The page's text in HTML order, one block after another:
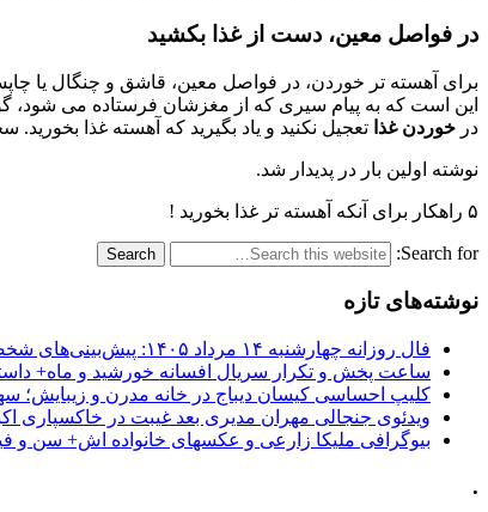
در فواصل معین، دست از غذا بکشید
برای آهسته تر خوردن، در فواصل معین، قاشق و چنگال یا
این است که به پیام سیری که از مغزشان فرستاده می شود،
در خوردن غذا تعجیل نکنید و یاد بگیرید که آهسته غذا
نوشته اولین بار در پدیدار شد.
۵ راهکار برای آنکه آهسته تر غذا بخورید !
Search for:
نوشته‌های تازه
فال روزانه چهارشنبه ۱۴ مرداد ۱۴۰۵: پیش‌بینی‌های شخصی برای امروز
ساعت پخش و تکرار سریال افسانه خورشید و ماه+
کلیپ احساسی کیسان دیباج در خانه مدرن و زیبایش؛
ویدئوی جنجالی مهران مدیری بعد غیبت در خاکسپاری
بیوگرافی ملیکا زارعی و عکسهای خانواده اش+ سن و
.